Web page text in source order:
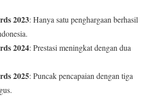
2023: Hanya satu penghargaan berhasil
2024: Prestasi meningkat dengan dua
2025: Puncak pencapaian dengan tiga